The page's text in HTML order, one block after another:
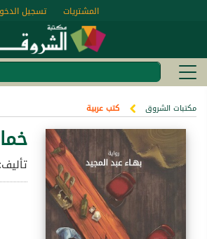
تسجيل المشتريات
مكتبات الشروق كتب عربية
تأليف: